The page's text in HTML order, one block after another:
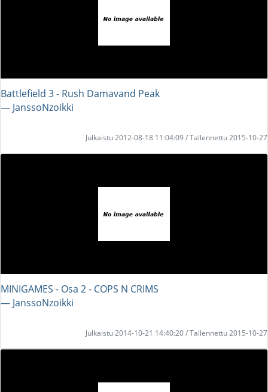
Battlefield 3 - Rush Damavand Peak
― JanssoNzoikki
Julkaistu 2012-08-18 11:04:09 / Tallennettu 2015-10-27
MINIGAMES - Osa 2 - COPS N CRIMS
― JanssoNzoikki
Julkaistu 2014-10-21 14:40:20 / Tallennettu 2015-10-27